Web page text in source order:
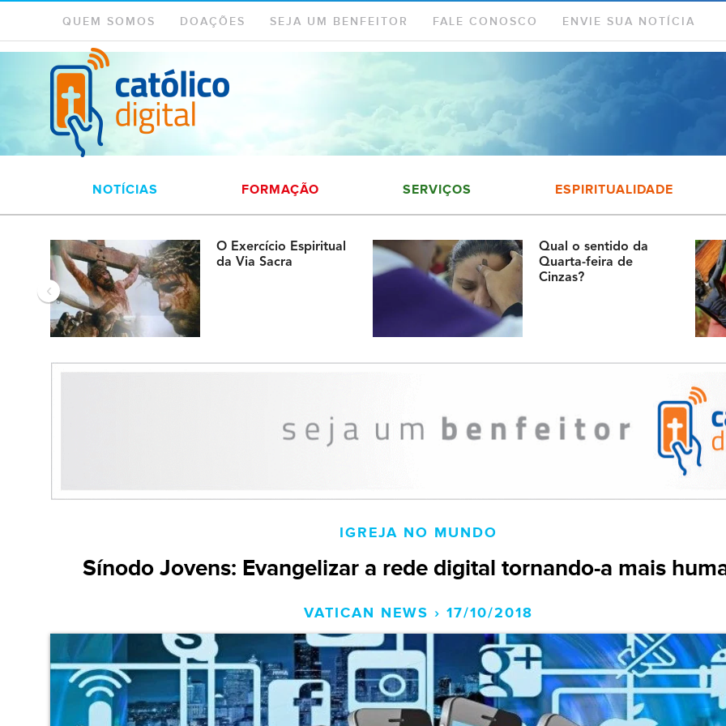
QUEM SOMOS DOAÇÕES SEJA UM BENFEITOR FALE CONOSCO ENVIE SUA NOTÍCIA
NOTÍCIAS FORMAÇÃO SERVIÇOS ESPIRITUALIDADE
O Exercício Espiritual
da Via Sacra
Qual o sentido da
Quarta-feira de
Cinzas?
‹
IGREJA NO MUNDO
Sínodo Jovens: Evangelizar a rede digital tornando-a mais
VATICAN NEWS › 17/10/2018